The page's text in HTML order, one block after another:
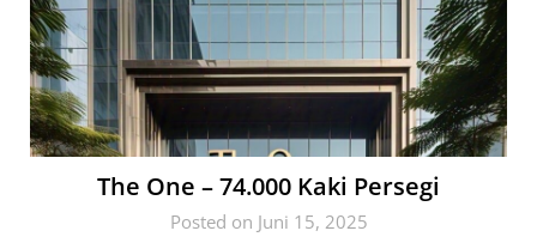
The One – 74.000 Kaki Persegi
Posted on Juni 15, 2025